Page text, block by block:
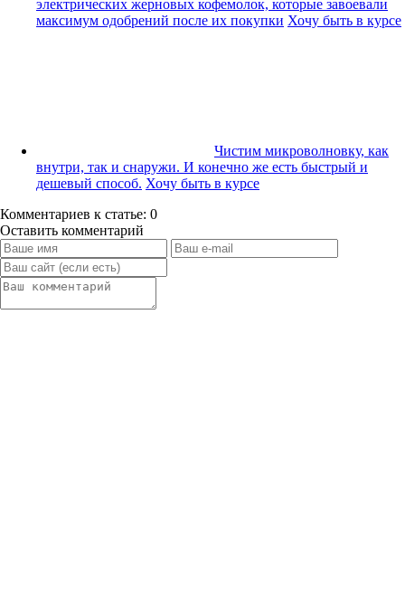
электрических жерновых кофемолок, которые завоевали
максимум одобрений после их покупки Хочу быть в курсе
Чистим микроволновку, как
внутри, так и снаружи. И конечно же есть быстрый и
дешевый способ. Хочу быть в курсе
Комментариев к статье: 0
Оставить комментарий